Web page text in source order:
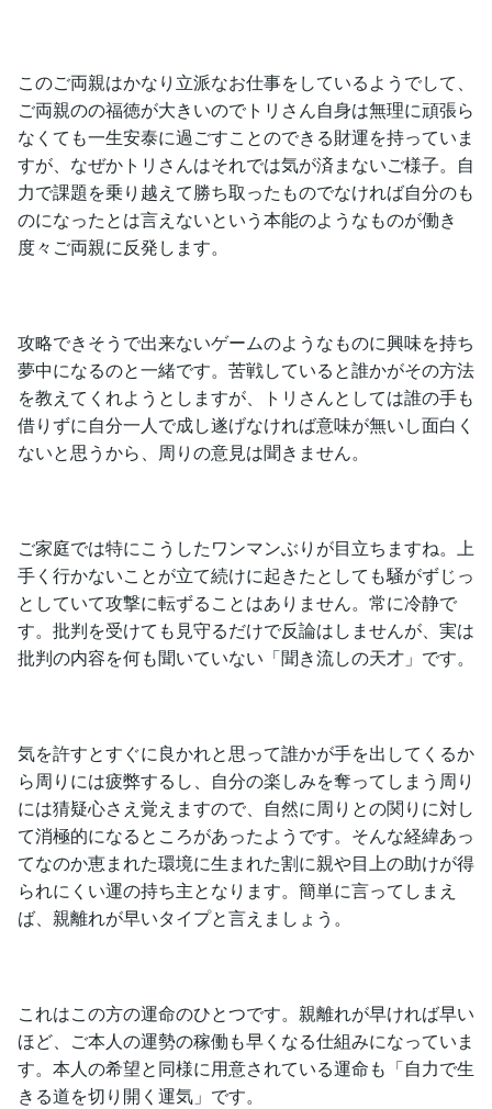
このご両親はかなり立派なお仕事をしているようでして、
ご両親のの福徳が大きいのでトリさん自身は無理に頑張ら
なくても一生安泰に過ごすことのできる財運を持っていま
すが、なぜかトリさんはそれでは気が済まないご様子。自
力で課題を乗り越えて勝ち取ったものでなければ自分のも
のになったとは言えないという本能のようなものが働き
度々ご両親に反発します。
攻略できそうで出来ないゲームのようなものに興味を持ち
夢中になるのと一緒です。苦戦していると誰かがその方法
を教えてくれようとしますが、トリさんとしては誰の手も
借りずに自分一人で成し遂げなければ意味が無いし面白く
ないと思うから、周りの意見は聞きません。
ご家庭では特にこうしたワンマンぶりが目立ちますね。上
手く行かないことが立て続けに起きたとしても騒がずじっ
としていて攻撃に転ずることはありません。常に冷静で
す。批判を受けても見守るだけで反論はしませんが、実は
批判の内容を何も聞いていない「聞き流しの天才」です。
気を許すとすぐに良かれと思って誰かが手を出してくるか
ら周りには疲弊するし、自分の楽しみを奪ってしまう周り
には猜疑心さえ覚えますので、自然に周りとの関りに対し
て消極的になるところがあったようです。そんな経緯あっ
てなのか恵まれた環境に生まれた割に親や目上の助けが得
られにくい運の持ち主となります。簡単に言ってしまえ
ば、親離れが早いタイプと言えましょう。
これはこの方の運命のひとつです。親離れが早ければ早い
ほど、ご本人の運勢の稼働も早くなる仕組みになっていま
す。本人の希望と同様に用意されている運命も「自力で生
きる道を切り開く運気」です。